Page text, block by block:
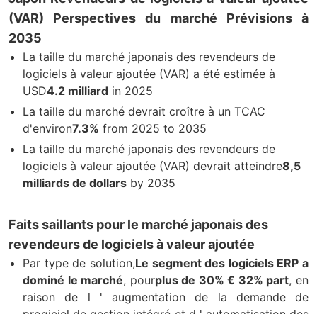
(VAR) Perspectives du marché Prévisions à
2035
La taille du marché japonais des revendeurs de
logiciels à valeur ajoutée (VAR) a été estimée à
USD4.2 milliard in 2025
La taille du marché devrait croître à un TCAC
d'environ7.3% from 2025 to 2035
La taille du marché japonais des revendeurs de
logiciels à valeur ajoutée (VAR) devrait atteindre8,5
milliards de dollars by 2035
Faits saillants pour le marché japonais des
revendeurs de logiciels à valeur ajoutée
Par type de solution,Le segment des logiciels ERP a
dominé le marché, pourplus de 30% € 32% part, en
raison de l ' augmentation de la demande de